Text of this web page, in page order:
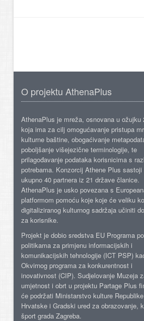
O projektu AthenaPlus
AthenaPlus je mreža, osnovana u ožujku
koja ima za cilj omogućavanje pristupa
kulturne baštine, obogaćivanje
poboljšanje višejezične terminologije, te
prilagođavanje podataka korisnicima s
potrebama. Konzorcij Athene Plus sastoji
ukupno 40 partnera iz 21 države članice.
AthenaPlus je usko povezana s
platformom pomoću koje koje će veliku
digitaliziranog kulturnog sadržaja učiniti
za korisnike.
Projekt je dobio sredstva EU Programa
politikama za primjenu informacijskih i
komunikacijskih tehnologije (ICT PSP)
Okvirnog programa za konkurentnost i
inovativnost (CIP). Sudjelovanje Muzeja
umjetnost i obrt u projektu Partage Plus
će podržati Ministarstvo kulture Republike
Hrvatske i Gradski ured za obrazovanje,
šport grada Zagreba.